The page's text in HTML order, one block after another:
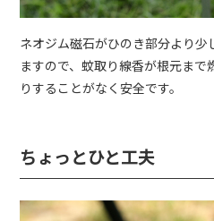
ネオジム磁石がひのき部分より少
ますので、蚊取り線香が根元まで
りすることがなく安全です。
ちょっとひと工夫